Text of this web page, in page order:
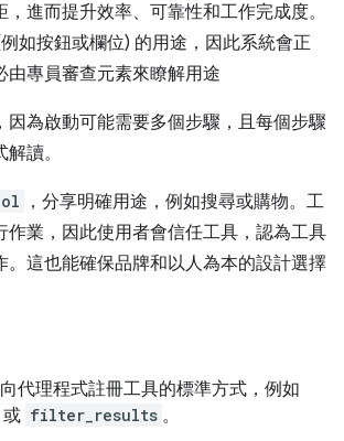
進而提升效率、可靠性和工作完成度。
如按鈕或欄位) 的用途，因此系統會正
由專員審查元素來瞭解用途
因為啟動可能需要多個步驟，且每個步驟
讀。
，分享明確用途，例如搜尋或購物。工
作業，因此使用者會信任工具，認為工具
。這也能確保品牌和以人為本的設計選擇
向代理程式註冊工具的標準方式，例如
或 filter_results 。